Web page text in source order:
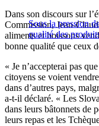
Sous la pression
qualité des
Dans son discours sur
Commission, Jean-
aliments et boissons
bonne qualité que ceux
« Je n’accepterai pas
citoyens se voient
dans d’autres pays,
a-t-il déclaré. « Les
dans leurs bâtonnets de
leurs repas et les